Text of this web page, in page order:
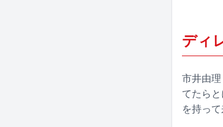
ディ
市井由理
てたら
を持っ